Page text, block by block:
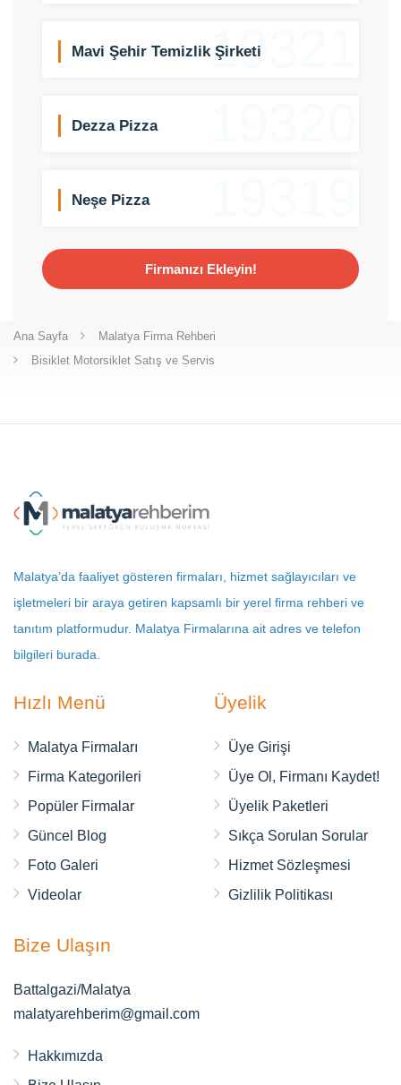
19321
Mavi Şehir Temizlik Şirketi
Dezza Pizza
Neşe Pizza
Firmanızı Ekleyin!
Ana Sayfa
Malatya Firma Rehberi
Bisiklet Motorsiklet Satış ve Servis
Malatya’da faaliyet gösteren firmaları, hizmet sağlayıcıları ve
işletmeleri bir araya getiren kapsamlı bir yerel firma rehberi ve
tanıtım platformudur. Malatya Firmalarına ait adres ve telefon
bilgileri burada.
Hızlı Menü
Malatya Firmaları
Firma Kategorileri
Popüler Firmalar
Güncel Blog
Foto Galeri
Videolar
Üyelik
Üye Girişi
Üye Ol, Firmanı Kaydet!
Üyelik Paketleri
Sıkça Sorulan Sorular
Hizmet Sözleşmesi
Gizlilik Politikası
Bize Ulaşın
Battalgazi/Malatya
malatyarehberim@gmail.com
Hakkımızda